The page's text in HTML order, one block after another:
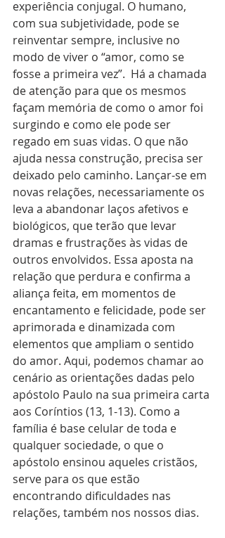
experiência conjugal. O humano,
com sua subjetividade, pode se
reinventar sempre, inclusive no
modo de viver o “amor, como se
fosse a primeira vez”.  Há a chamada
de atenção para que os mesmos
façam memória de como o amor foi
surgindo e como ele pode ser
regado em suas vidas. O que não
ajuda nessa construção, precisa ser
deixado pelo caminho. Lançar-se em
novas relações, necessariamente os
leva a abandonar laços afetivos e
biológicos, que terão que levar
dramas e frustrações às vidas de
outros envolvidos. Essa aposta na
relação que perdura e confirma a
aliança feita, em momentos de
encantamento e felicidade, pode ser
aprimorada e dinamizada com
elementos que ampliam o sentido
do amor. Aqui, podemos chamar ao
cenário as orientações dadas pelo
apóstolo Paulo na sua primeira carta
aos Coríntios (13, 1-13). Como a
família é base celular de toda e
qualquer sociedade, o que o
apóstolo ensinou aqueles cristãos,
serve para os que estão
encontrando dificuldades nas
relações, também nos nossos dias.